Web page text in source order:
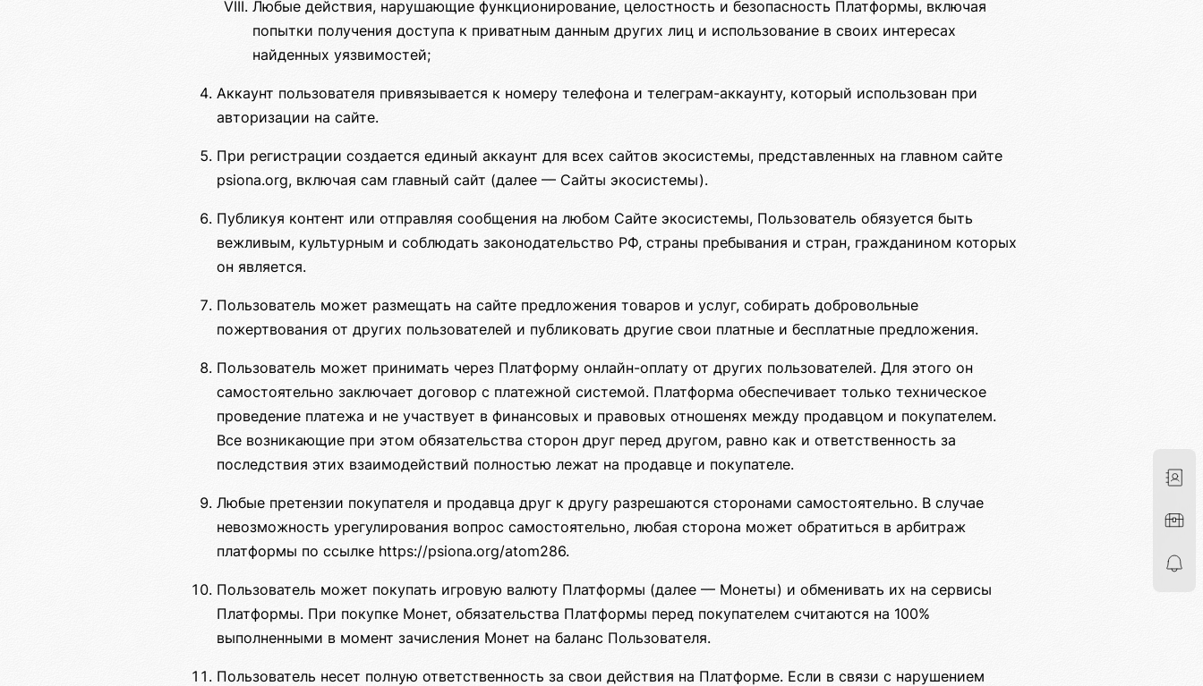
Любые действия, нарушающие функционирование, целостность и безопасность Платформы, включая
попытки получения доступа к приватным данным других лиц и использование в своих интересах
найденных уязвимостей;
Аккаунт пользователя привязывается к номеру телефона и телеграм-аккаунту, который использован при
авторизации на сайте.
При регистрации создается единый аккаунт для всех сайтов экосистемы, представленных на главном сайте
psiona.org, включая сам главный сайт (далее — Сайты экосистемы).
Публикуя контент или отправляя сообщения на любом Сайте экосистемы, Пользователь обязуется быть
вежливым, культурным и соблюдать законодательство РФ, страны пребывания и стран, гражданином которых
он является.
Пользователь может размещать на сайте предложения товаров и услуг, собирать добровольные
пожертвования от других пользователей и публиковать другие свои платные и бесплатные предложения.
Пользователь может принимать через Платформу онлайн-оплату от других пользователей. Для этого он
самостоятельно заключает договор с платежной системой. Платформа обеспечивает только техническое
проведение платежа и не участвует в финансовых и правовых отношенях между продавцом и покупателем.
Все возникающие при этом обязательства сторон друг перед другом, равно как и ответственность за
последствия этих взаимодействий полностью лежат на продавце и покупателе.
Любые претензии покупателя и продавца друг к другу разрешаются сторонами самостоятельно. В случае
невозможность урегулирования вопрос самостоятельно, любая сторона может обратиться в арбитраж
платформы по ссылке https://psiona.org/atom286.
Пользователь может покупать игровую валюту Платформы (далее — Монеты) и обменивать их на сервисы
Платформы. При покупке Монет, обязательства Платформы перед покупателем считаются на 100%
выполненными в момент зачисления Монет на баланс Пользователя.
Пользователь несет полную ответственность за свои действия на Платформе. Если в связи с нарушением